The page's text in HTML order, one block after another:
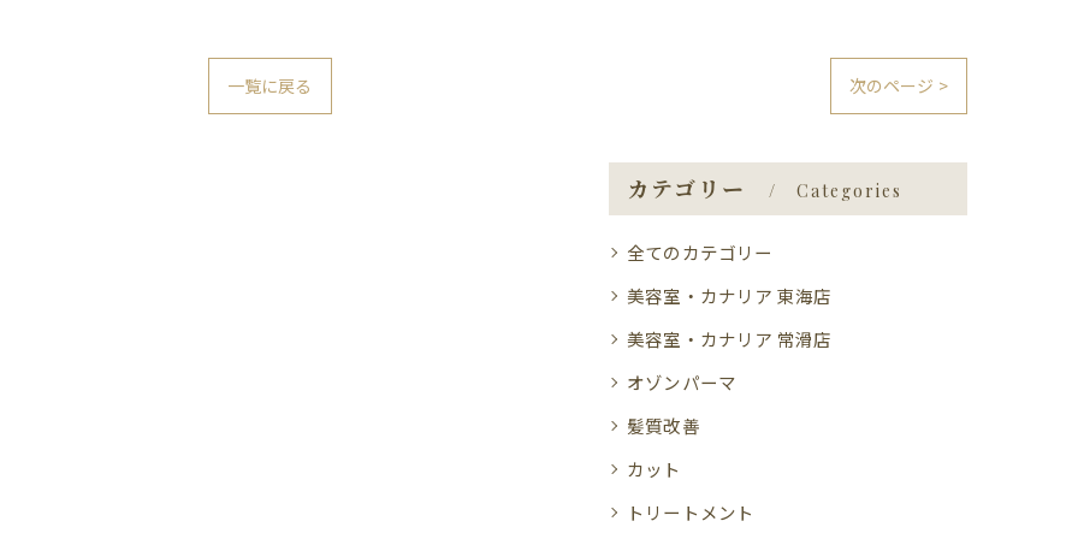
一覧に戻る 次のページ >
カテゴリー Categories
全てのカテゴリー
美容室・カナリア 東海店
美容室・カナリア 常滑店
オゾンパーマ
髪質改善
カット
トリートメント